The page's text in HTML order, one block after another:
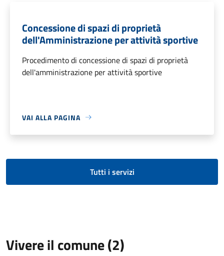
Concessione di spazi di proprietà
dell'Amministrazione per attività sportive
Procedimento di concessione di spazi di proprietà
dell'amministrazione per attività sportive
VAI ALLA PAGINA
Tutti i servizi
Vivere il comune (2)